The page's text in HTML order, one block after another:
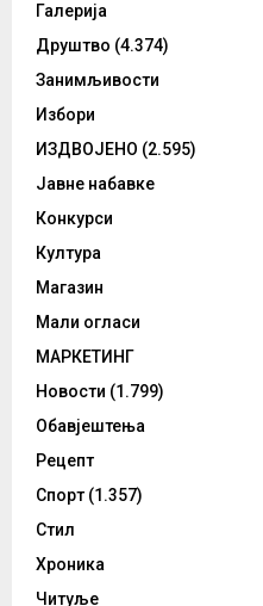
Галерија
Друштво (4.374)
Занимљивости
Избори
ИЗДВОЈЕНО (2.595)
Јавне набавке
Конкурси
Култура
Магазин
Мали огласи
МАРКЕТИНГ
Новости (1.799)
Обавјештења
Рецепт
Спорт (1.357)
Стил
Хроника
Читуље